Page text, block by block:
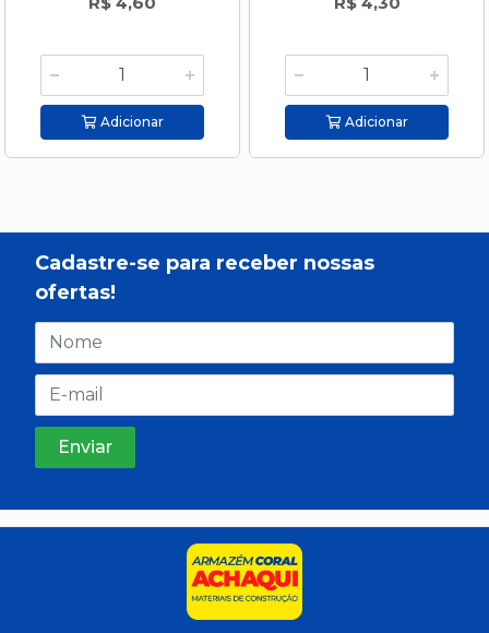
Adicionar Adicionar
Cadastre-se para receber nossas
ofertas!